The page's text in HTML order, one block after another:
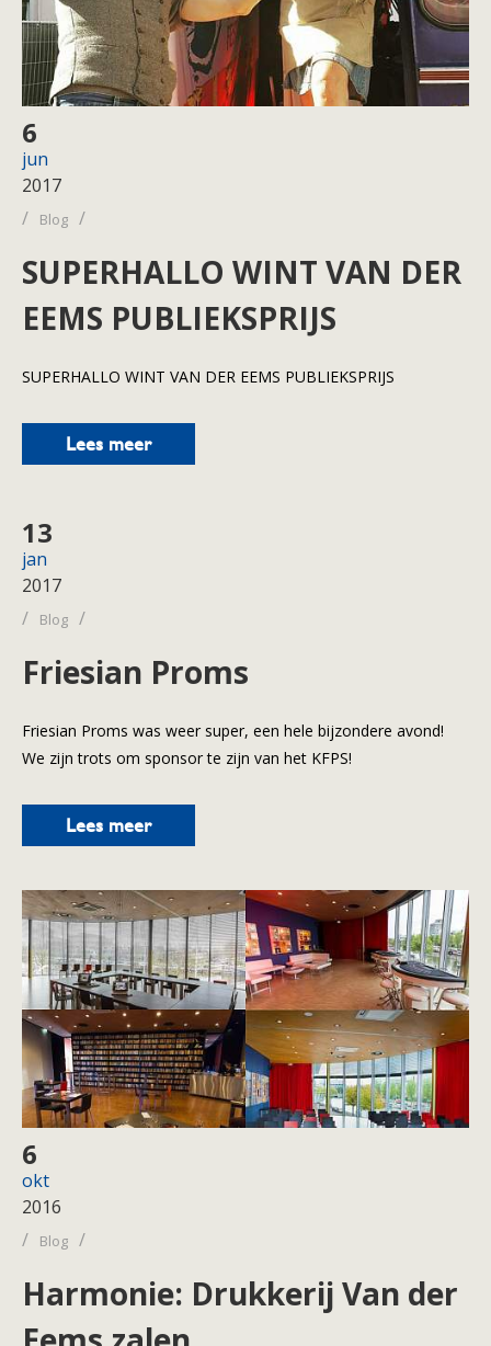
6
jun
2017
/
Blog /
SUPERHALLO WINT VAN DER
EEMS PUBLIEKSPRIJS
SUPERHALLO WINT VAN DER EEMS PUBLIEKSPRIJS
Lees meer
13
jan
2017
/
Blog /
Friesian Proms
Friesian Proms was weer super, een hele bijzondere avond!
We zijn trots om sponsor te zijn van het KFPS!
Lees meer
6
okt
2016
/
Blog /
Harmonie: Drukkerij Van der